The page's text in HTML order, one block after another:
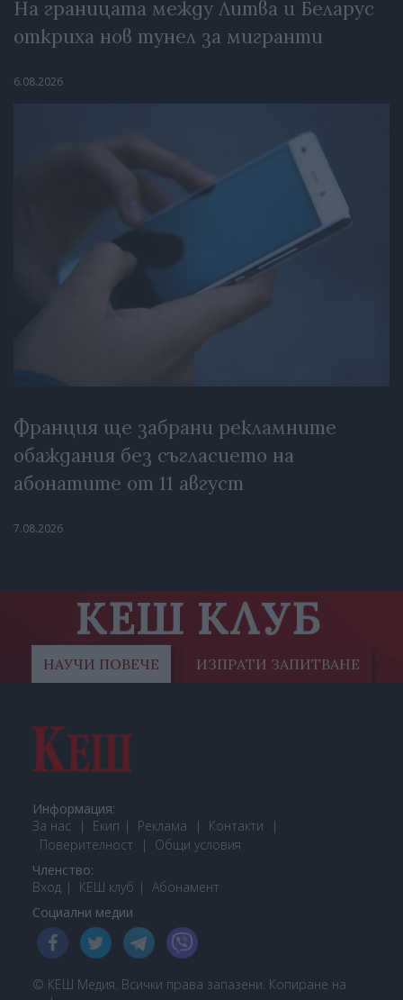
На границата между Литва и Беларус
откриха нов тунел за мигранти
6.08.2026
Франция ще забрани рекламните
обаждания без съгласието на
абонатите от 11 август
7.08.2026
КЕШ КЛУБ
НАУЧИ ПОВЕЧЕ ИЗПРАТИ ЗАПИТВАНЕ
Информация:
За нас
Екип Реклама
Контакти
Поверителност
Общи условия
Членство:
Вход
КЕШ клуб Абонамент
Социални медии
© КЕШ Медия. Всички права запазени. Копиране на